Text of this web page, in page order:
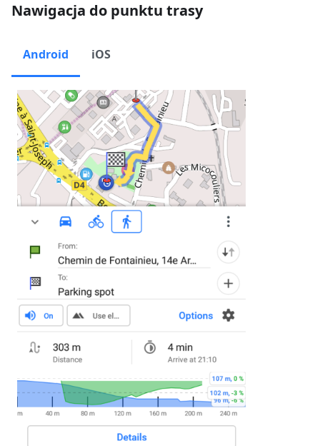
Nawigacja do punktu trasy
Android iOS